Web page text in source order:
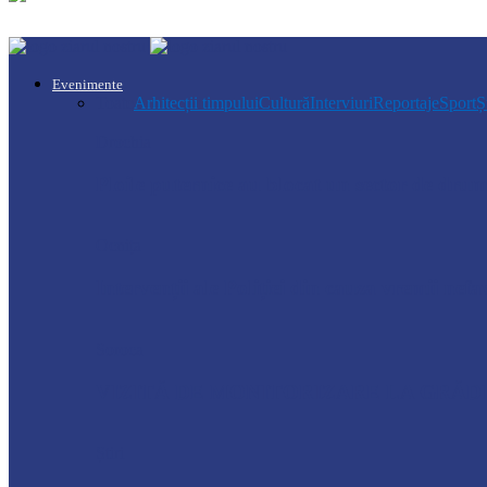
Evenimente
Arhitecții timpuluiCulturăInterviuriReportajeSport